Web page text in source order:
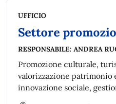
UFFICIO
Settore
RESPONSABILE: ANDREA
Promozione culturale,
valorizzazione patrimonio
innovazione sociale,
collaborazione associativa